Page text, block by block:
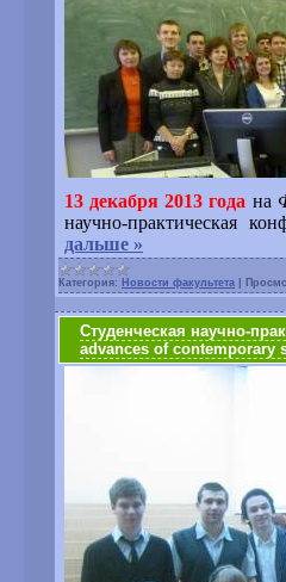
13 декабря 2013 года на
научно-практическая
дальше »
Категория: Новости факультета
Студенческая научно-
advances of contemporary